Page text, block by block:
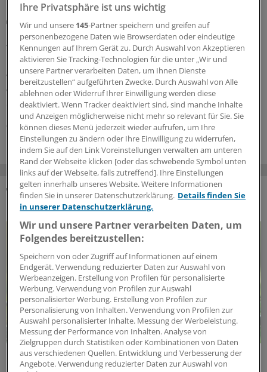
MedEvac-Programm
BMG informiert über Leistungsabrechnung für
verwundete ukrainische Soldaten
Ukrainische Soldatinnen und Soldaten, die nach einer
Verwundung in Deutschland medizinisch versorgt
werden, stellen abrechnungstechnisch einen Sonderfall
dar.
07.07.2026
DAS KÖNNTE SIE AUCH INTERESSIEREN
Klimawandel und Gesundheitswesen
Klimaschutz und Gesundheit:
Ihre Privatsphäre ist uns wichtig
Wir und unsere 145-Partner speichern und greifen auf
personenbezogene Daten wie Browserdaten oder eindeutige
Kennungen auf Ihrem Gerät zu. Durch Auswahl von Akzeptieren
aktivieren Sie Tracking-Technologien für die unter „Wir und
unsere Partner verarbeiten Daten, um Ihnen Dienste
bereitzustellen“ aufgeführten Zwecke. Durch Auswahl von Alle
ablehnen oder Widerruf Ihrer Einwilligung werden diese
deaktiviert. Wenn Tracker deaktiviert sind, sind manche Inhalte
und Anzeigen möglicherweise nicht mehr so relevant für Sie. Sie
können dieses Menü jederzeit wieder aufrufen, um Ihre
Einstellungen zu ändern oder Ihre Einwilligung zu widerrufen,
indem Sie auf den Link Voreinstellungen verwalten am unteren
Rand der Webseite klicken [oder das schwebende Symbol unten
links auf der Webseite, falls zutreffend]. Ihre Einstellungen
gelten innerhalb unseres Website. Weitere Informationen
finden Sie in unserer Datenschutzerklärung. Details finden Sie
in unserer Datenschutzerklärung.
Wir und unsere Partner verarbeiten Daten, um
Folgendes bereitzustellen:
Speichern von oder Zugriff auf Informationen auf einem
Endgerät. Verwendung reduzierter Daten zur Auswahl von
Werbeanzeigen. Erstellung von Profilen für personalisierte
Werbung. Verwendung von Profilen zur Auswahl
personalisierter Werbung. Erstellung von Profilen zur
Personalisierung von Inhalten. Verwendung von Profilen zur
Auswahl personalisierter Inhalte. Messung der Werbeleistung.
Messung der Performance von Inhalten. Analyse von
Zielgruppen durch Statistiken oder Kombinationen von Daten
aus verschiedenen Quellen. Entwicklung und Verbesserung der
Angebote. Verwendung reduzierter Daten zur Auswahl von